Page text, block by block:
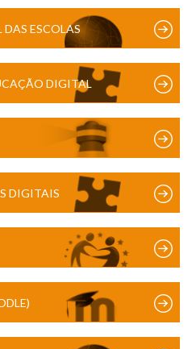
ESCOLAS
DIGITAL
DIGITAIS